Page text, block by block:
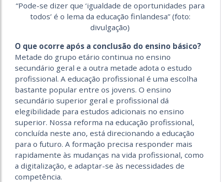
“Pode-se dizer que ‘igualdade de oportunidades para
todos’ é o lema da educação finlandesa” (foto:
divulgação)
O que ocorre após a conclusão do ensino básico?
Metade do grupo etário continua no ensino
secundário geral e a outra metade adota o estudo
profissional. A educação profissional é uma escolha
bastante popular entre os jovens. O ensino
secundário superior geral e profissional dá
elegibilidade para estudos adicionais no ensino
superior. Nossa reforma na educação profissional,
concluída neste ano, está direcionando a educação
para o futuro. A formação precisa responder mais
rapidamente às mudanças na vida profissional, como
a digitalização, e adaptar-se às necessidades de
competência.